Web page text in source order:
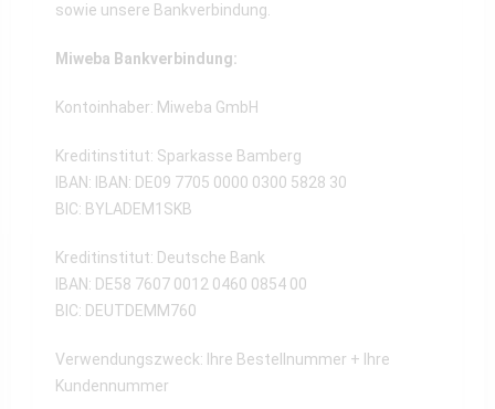
sowie unsere Bankverbindung.
Miweba Bankverbindung:
Kontoinhaber: Miweba GmbH
Kreditinstitut: Sparkasse Bamberg
IBAN: IBAN: DE09 7705 0000 0300 5828 30
BIC: BYLADEM1SKB
Kreditinstitut: Deutsche Bank
IBAN: DE58 7607 0012 0460 0854 00
BIC: DEUTDEMM760
Verwendungszweck: Ihre Bestellnummer + Ihre
Kundennummer